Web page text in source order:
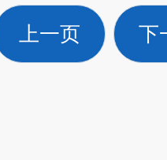
上一页 下